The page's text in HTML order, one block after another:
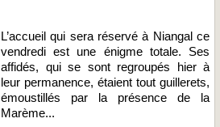
L’accueil qui sera réservé à Niangal ce
vendredi est une énigme totale. Ses
affidés, qui se sont regroupés hier à
leur permanence, étaient tout guillerets,
émoustillés par la présence de la
Marème...